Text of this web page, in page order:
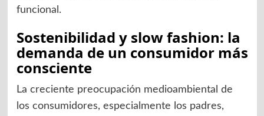
funcional.
Sostenibilidad y slow fashion: la
demanda de un consumidor más
consciente
La creciente preocupación medioambiental de
los consumidores, especialmente los padres,